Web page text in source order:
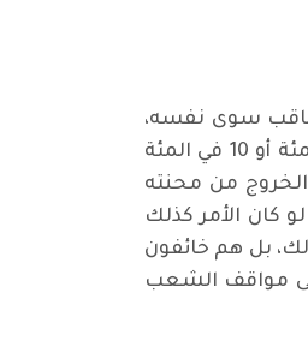
سوى نفسه،
وسيعمل على إعادة نفس الوجوه السابقة لأن نسبة عدد المصوتين ليس لها تأثير على شرعية الانتخابات حتى لو شارك 5 في المئة أو 10 في المئة
من محنته
كان الأمر كذلك
بل هم خائفون
على مواقف الشعب